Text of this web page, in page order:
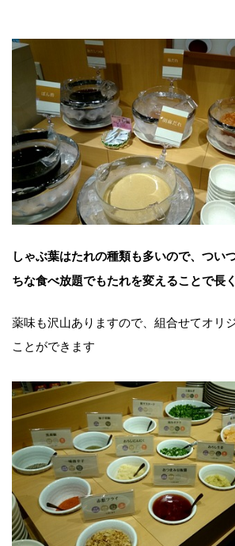
しゃぶ葉はたれの種類も多いので、つい
ちな食べ放題でもたれを変えることで長
薬味も沢山ありますので、組合せてオリ
ことができます